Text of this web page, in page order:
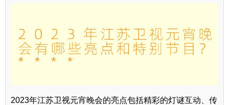
2023年江苏卫视元宵晚会的亮点包括精彩的灯谜互动、传